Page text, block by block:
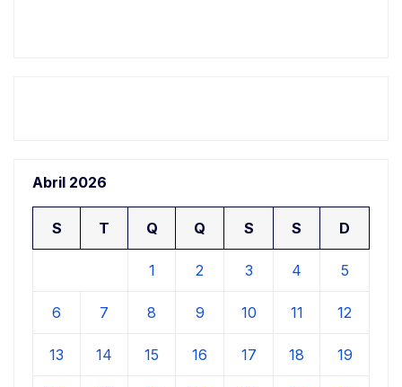
Abril 2026
S T Q Q S S D
1 2 3 4 5
6 7 8 9 10 11 12
13 14 15 16 17 18 19